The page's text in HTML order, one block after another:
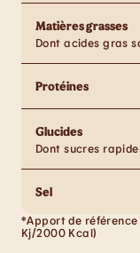
Matières grasses
Dont acides gras
Protéines
Glucides
Dont sucres
Sel
*Apport de
Kj/2000 Kcal)